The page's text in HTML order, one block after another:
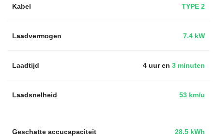
Kabel TYPE 2
Laadvermogen 7.4 kW
Laadtijd 4 uur en 3 minuten
Laadsnelheid 53 km/u
28.5 kWh
Geschatte accucapaciteit